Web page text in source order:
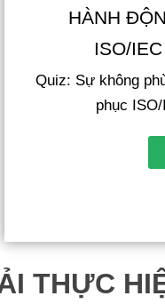
HÀNH
ISO/
Quiz: Sự không
phục
THỰC